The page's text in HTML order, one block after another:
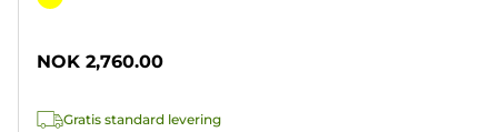
5
NOK 2,760.00
Gratis standard levering